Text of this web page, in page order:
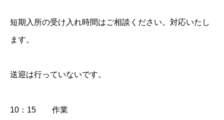
短期入所の受け入れ時間はご相談ください。対応いたし
ます。
送迎は行っていないです。
10：15 作業